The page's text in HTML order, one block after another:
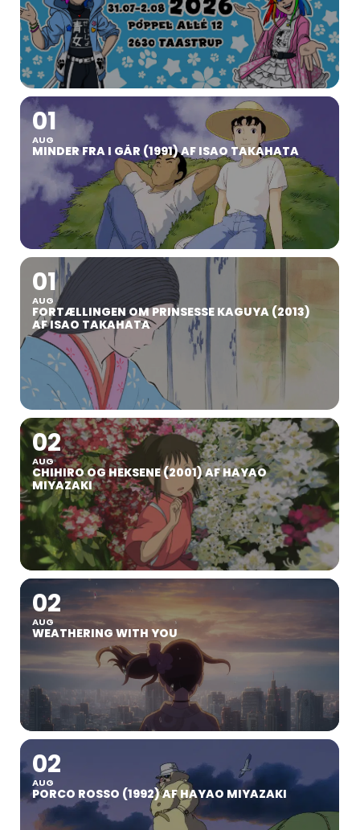
01
AUG
MINDER FRA I GÅR (1991) AF ISAO TAKAHATA
01
AUG
FORTÆLLINGEN OM PRINSESSE KAGUYA (2013)
AF ISAO TAKAHATA
02
AUG
CHIHIRO OG HEKSENE (2001) AF HAYAO
MIYAZAKI
02
AUG
WEATHERING WITH YOU
02
AUG
PORCO ROSSO (1992) AF HAYAO MIYAZAKI